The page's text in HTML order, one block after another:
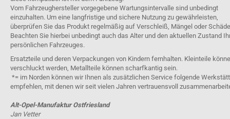
Vom Fahrzeughersteller vorgegebene Wartungsintervalle sind unbedingt
einzuhalten. Um eine langfristige und sichere Nutzung zu gewährleisten,
überprüfen Sie das Produkt regelmäßig auf Verschleiß, Mängel oder
Beachten Sie hierbei unbedingt auch das Alter und den aktuellen Zustand
persönlichen Fahrzeuges.
Ersatzteile und deren Verpackungen von Kindern fernhalten. Kleinteile
verschluckt werden, Metallteile können scharfkantig sein.
*= im Norden können wir Ihnen als zusätzlichen Service folgende
empfehlen, mit denen wir seit vielen Jahren vertrauensvoll
Alt-Opel-Manufaktur Ostfriesland
Jan Vetter